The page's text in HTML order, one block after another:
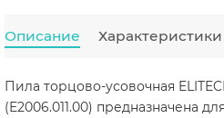
Описание Характеристики
Пила торцово-усовочная
(E2006.011.00) предназначена